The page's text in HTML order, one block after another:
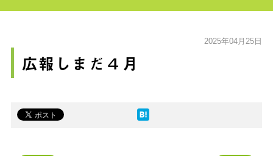
2025年04月25日
広報しまだ４月